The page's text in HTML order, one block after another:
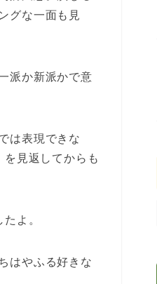
グな一面も見
派か新派かで意
は表現できな
見返してからも
よ。
はやふる好きな